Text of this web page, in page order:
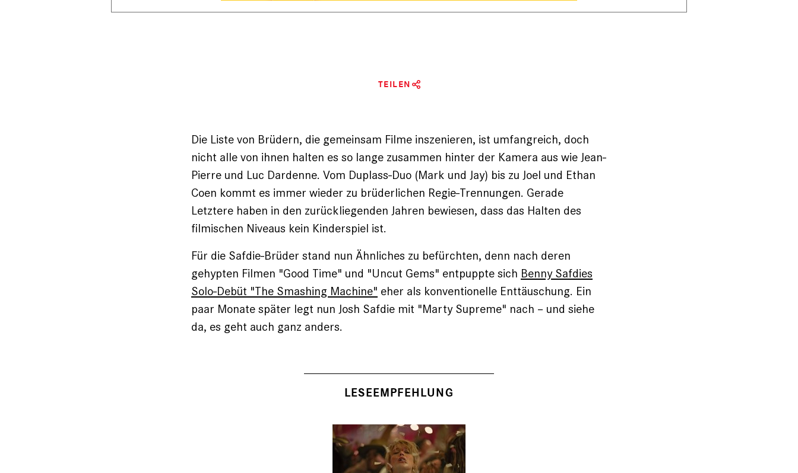
TEILEN
Die Liste von Brüdern, die gemeinsam Filme inszenieren, ist umfangreich, doch
nicht alle von ihnen halten es so lange zusammen hinter der Kamera aus wie Jean-
Pierre und Luc Dardenne. Vom Duplass-Duo (Mark und Jay) bis zu Joel und Ethan
Coen kommt es immer wieder zu brüderlichen Regie-Trennungen. Gerade
Letztere haben in den zurückliegenden Jahren bewiesen, dass das Halten des
filmischen Niveaus kein Kinderspiel ist.
Für die Safdie-Brüder stand nun Ähnliches zu befürchten, denn nach deren
gehypten Filmen "Good Time" und "Uncut Gems" entpuppte sich Benny Safdies
Solo-Debüt "The Smashing Machine" eher als konventionelle Enttäuschung. Ein
paar Monate später legt nun Josh Safdie mit "Marty Supreme" nach – und siehe
da, es geht auch ganz anders.
LESEEMPFEHLUNG